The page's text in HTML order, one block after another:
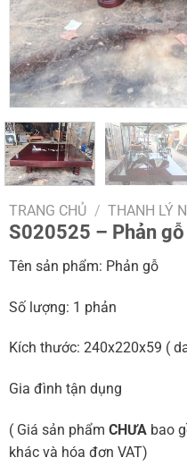
TRANG CHỦ / THANH LÝ
S020525 – Phản gỗ
Tên sản phẩm: Phản gỗ
Số lượng: 1 phản
Kích thước: 240x220x59 (
Gia đình tận dụng
( Giá sản phẩm CHƯAbao
khác và hóa đơn VAT)